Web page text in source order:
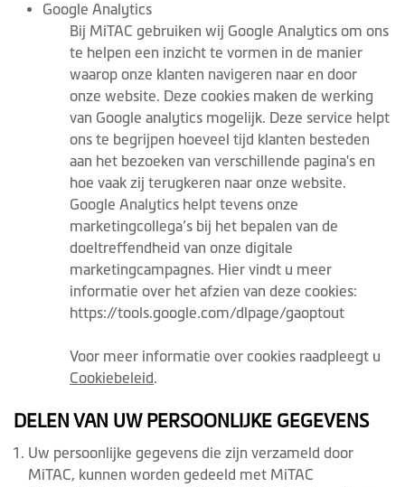
Google Analytics
Bij MiTAC gebruiken wij Google Analytics om ons
te helpen een inzicht te vormen in de manier
waarop onze klanten navigeren naar en door
onze website. Deze cookies maken de werking
van Google analytics mogelijk. Deze service helpt
ons te begrijpen hoeveel tijd klanten besteden
aan het bezoeken van verschillende pagina's en
hoe vaak zij terugkeren naar onze website.
Google Analytics helpt tevens onze
marketingcollega’s bij het bepalen van de
doeltreffendheid van onze digitale
marketingcampagnes. Hier vindt u meer
informatie over het afzien van deze cookies:
https://tools.google.com/dlpage/gaoptout
Voor meer informatie over cookies raadpleegt u
Cookiebeleid.
DELEN VAN UW PERSOONLIJKE GEGEVENS
Uw persoonlijke gegevens die zijn verzameld door
MiTAC, kunnen worden gedeeld met MiTAC